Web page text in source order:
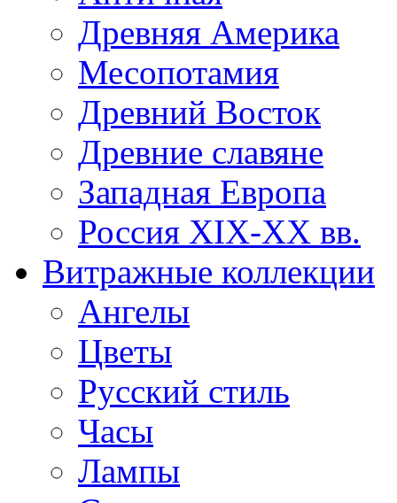
Древняя Америка
Месопотамия
Древний Восток
Древние славяне
Западная Европа
Россия XIX-XX вв.
Витражные коллекции
Ангелы
Цветы
Русский стиль
Часы
Лампы